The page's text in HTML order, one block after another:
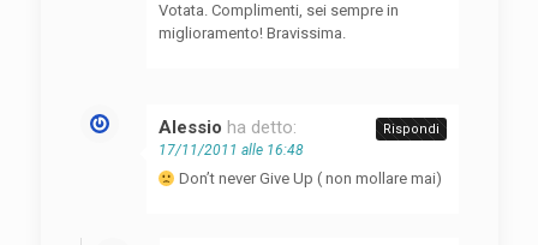
Votata. Complimenti, sei sempre in
miglioramento! Bravissima.
Alessio ha detto:
17/11/2011 alle 16:48
Don’t never Give Up ( non mollare mai)
Rispondi